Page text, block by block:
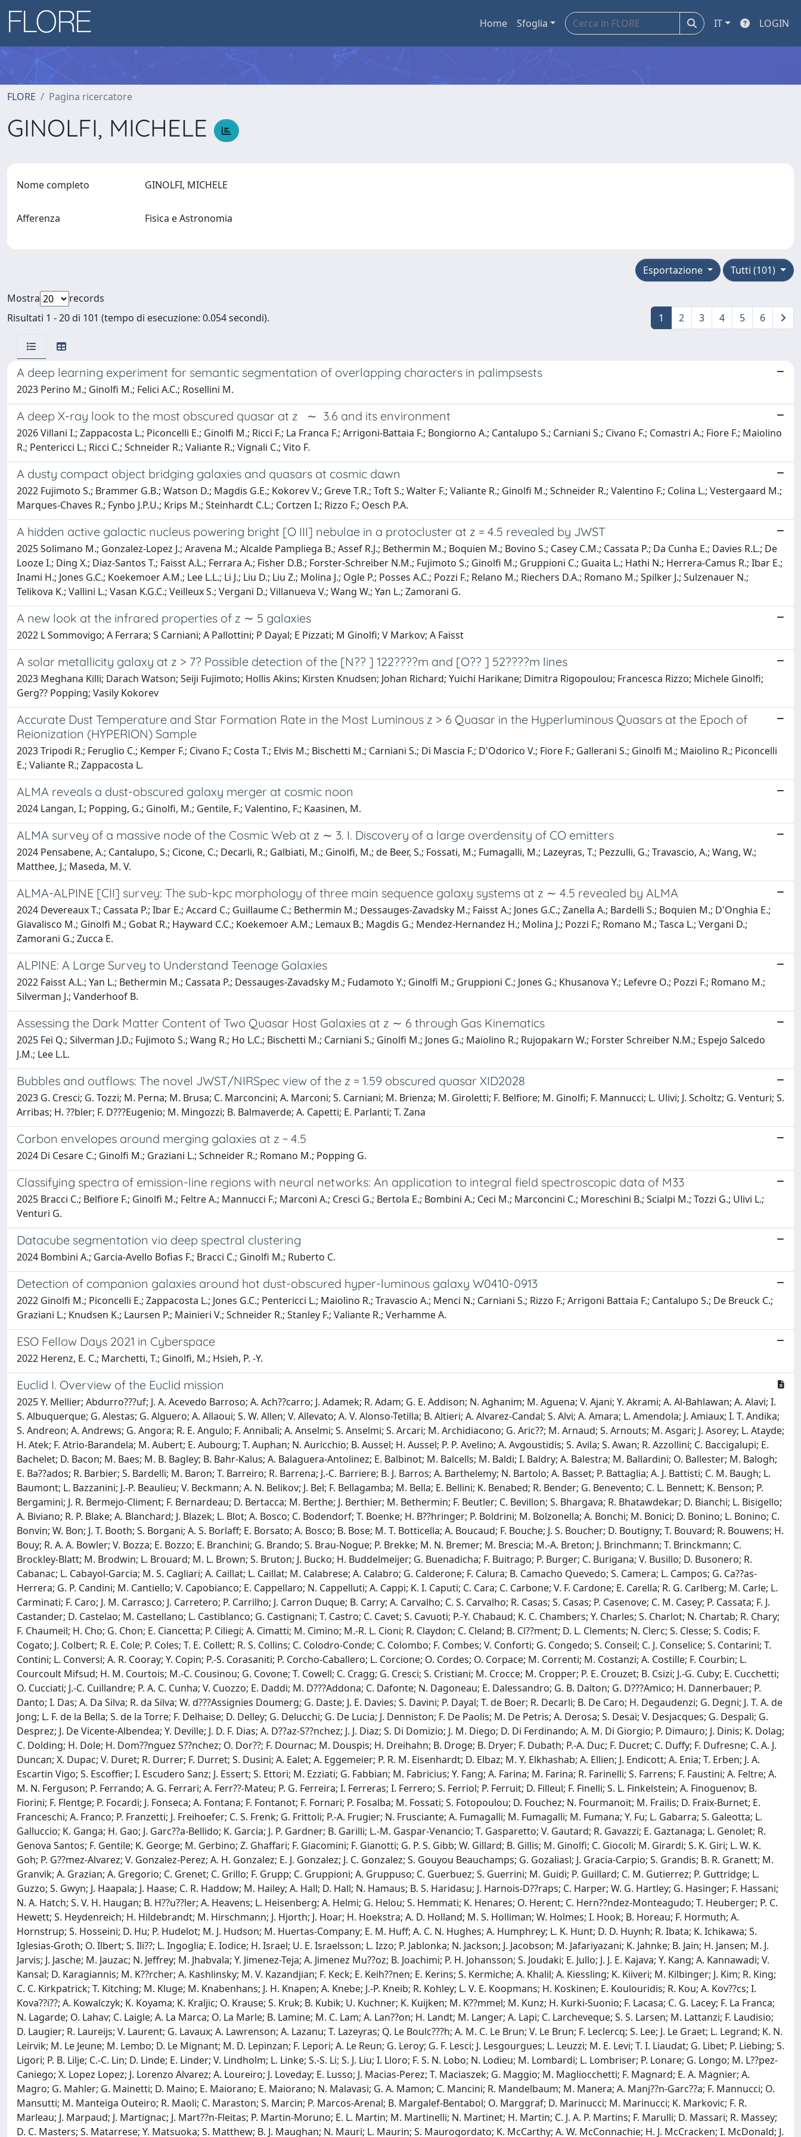
Home Sfoglia IT LOGIN
FLORE Pagina ricercatore
GINOLFI, MICHELE
Nome completo GINOLFI, MICHELE
Afferenza Fisica e Astronomia
Tutti (101)
Esportazione
Mostra
records
Risultati 1 - 20 di 101 (tempo di esecuzione: 0.054 secondi).
1 2 3 4 5 6
A deep learning experiment for semantic segmentation of overlapping characters in palimpsests
2023 Perino M.; Ginolfi M.; Felici A.C.; Rosellini M.
A deep X-ray look to the most obscured quasar at z ∼ 3.6 and its environment
2026 Villani I.; Zappacosta L.; Piconcelli E.; Ginolfi M.; Ricci F.; La Franca F.; Arrigoni-Battaia F.; Bongiorno A.; Cantalupo S.; Carniani S.; Civano F.; Comastri A.; Fiore F.; Maiolino
R.; Pentericci L.; Ricci C.; Schneider R.; Valiante R.; Vignali C.; Vito F.
A dusty compact object bridging galaxies and quasars at cosmic dawn
2022 Fujimoto S.; Brammer G.B.; Watson D.; Magdis G.E.; Kokorev V.; Greve T.R.; Toft S.; Walter F.; Valiante R.; Ginolfi M.; Schneider R.; Valentino F.; Colina L.; Vestergaard M.;
Marques-Chaves R.; Fynbo J.P.U.; Krips M.; Steinhardt C.L.; Cortzen I.; Rizzo F.; Oesch P.A.
A hidden active galactic nucleus powering bright [O III] nebulae in a protocluster at z = 4.5 revealed by JWST
2025 Solimano M.; Gonzalez-Lopez J.; Aravena M.; Alcalde Pampliega B.; Assef R.J.; Bethermin M.; Boquien M.; Bovino S.; Casey C.M.; Cassata P.; Da Cunha E.; Davies R.L.; De
Looze I.; Ding X.; Diaz-Santos T.; Faisst A.L.; Ferrara A.; Fisher D.B.; Forster-Schreiber N.M.; Fujimoto S.; Ginolfi M.; Gruppioni C.; Guaita L.; Hathi N.; Herrera-Camus R.; Ibar E.;
Inami H.; Jones G.C.; Koekemoer A.M.; Lee L.L.; Li J.; Liu D.; Liu Z.; Molina J.; Ogle P.; Posses A.C.; Pozzi F.; Relano M.; Riechers D.A.; Romano M.; Spilker J.; Sulzenauer N.;
Telikova K.; Vallini L.; Vasan K.G.C.; Veilleux S.; Vergani D.; Villanueva V.; Wang W.; Yan L.; Zamorani G.
A new look at the infrared properties of z ∼ 5 galaxies
2022 L Sommovigo; A Ferrara; S Carniani; A Pallottini; P Dayal; E Pizzati; M Ginolfi; V Markov; A Faisst
A solar metallicity galaxy at z > 7? Possible detection of the [N?? ] 122????m and [O?? ] 52????m lines
2023 Meghana Killi; Darach Watson; Seiji Fujimoto; Hollis Akins; Kirsten Knudsen; Johan Richard; Yuichi Harikane; Dimitra Rigopoulou; Francesca Rizzo; Michele Ginolfi;
Gerg?? Popping; Vasily Kokorev
Accurate Dust Temperature and Star Formation Rate in the Most Luminous z > 6 Quasar in the Hyperluminous Quasars at the Epoch of
Reionization (HYPERION) Sample
2023 Tripodi R.; Feruglio C.; Kemper F.; Civano F.; Costa T.; Elvis M.; Bischetti M.; Carniani S.; Di Mascia F.; D'Odorico V.; Fiore F.; Gallerani S.; Ginolfi M.; Maiolino R.; Piconcelli
E.; Valiante R.; Zappacosta L.
ALMA reveals a dust-obscured galaxy merger at cosmic noon
2024 Langan, I.; Popping, G.; Ginolfi, M.; Gentile, F.; Valentino, F.; Kaasinen, M.
ALMA survey of a massive node of the Cosmic Web at z ∼ 3. I. Discovery of a large overdensity of CO emitters
2024 Pensabene, A.; Cantalupo, S.; Cicone, C.; Decarli, R.; Galbiati, M.; Ginolfi, M.; de Beer, S.; Fossati, M.; Fumagalli, M.; Lazeyras, T.; Pezzulli, G.; Travascio, A.; Wang, W.;
Matthee, J.; Maseda, M. V.
ALMA-ALPINE [CII] survey: The sub-kpc morphology of three main sequence galaxy systems at z ∼ 4.5 revealed by ALMA
2024 Devereaux T.; Cassata P.; Ibar E.; Accard C.; Guillaume C.; Bethermin M.; Dessauges-Zavadsky M.; Faisst A.; Jones G.C.; Zanella A.; Bardelli S.; Boquien M.; D'Onghia E.;
Giavalisco M.; Ginolfi M.; Gobat R.; Hayward C.C.; Koekemoer A.M.; Lemaux B.; Magdis G.; Mendez-Hernandez H.; Molina J.; Pozzi F.; Romano M.; Tasca L.; Vergani D.;
Zamorani G.; Zucca E.
ALPINE: A Large Survey to Understand Teenage Galaxies
2022 Faisst A.L.; Yan L.; Bethermin M.; Cassata P.; Dessauges-Zavadsky M.; Fudamoto Y.; Ginolfi M.; Gruppioni C.; Jones G.; Khusanova Y.; Lefevre O.; Pozzi F.; Romano M.;
Silverman J.; Vanderhoof B.
Assessing the Dark Matter Content of Two Quasar Host Galaxies at z ∼ 6 through Gas Kinematics
2025 Fei Q.; Silverman J.D.; Fujimoto S.; Wang R.; Ho L.C.; Bischetti M.; Carniani S.; Ginolfi M.; Jones G.; Maiolino R.; Rujopakarn W.; Forster Schreiber N.M.; Espejo Salcedo
J.M.; Lee L.L.
Bubbles and outflows: The novel JWST/NIRSpec view of the z = 1.59 obscured quasar XID2028
2023 G. Cresci; G. Tozzi; M. Perna; M. Brusa; C. Marconcini; A. Marconi; S. Carniani; M. Brienza; M. Giroletti; F. Belfiore; M. Ginolfi; F. Mannucci; L. Ulivi; J. Scholtz; G. Venturi; S.
Arribas; H. ??bler; F. D???Eugenio; M. Mingozzi; B. Balmaverde; A. Capetti; E. Parlanti; T. Zana
Carbon envelopes around merging galaxies at z ~ 4.5
2024 Di Cesare C.; Ginolfi M.; Graziani L.; Schneider R.; Romano M.; Popping G.
Classifying spectra of emission-line regions with neural networks: An application to integral field spectroscopic data of M33
2025 Bracci C.; Belfiore F.; Ginolfi M.; Feltre A.; Mannucci F.; Marconi A.; Cresci G.; Bertola E.; Bombini A.; Ceci M.; Marconcini C.; Moreschini B.; Scialpi M.; Tozzi G.; Ulivi L.;
Venturi G.
Datacube segmentation via deep spectral clustering
2024 Bombini A.; Garcia-Avello Bofias F.; Bracci C.; Ginolfi M.; Ruberto C.
Detection of companion galaxies around hot dust-obscured hyper-luminous galaxy W0410-0913
2022 Ginolfi M.; Piconcelli E.; Zappacosta L.; Jones G.C.; Pentericci L.; Maiolino R.; Travascio A.; Menci N.; Carniani S.; Rizzo F.; Arrigoni Battaia F.; Cantalupo S.; De Breuck C.;
Graziani L.; Knudsen K.; Laursen P.; Mainieri V.; Schneider R.; Stanley F.; Valiante R.; Verhamme A.
ESO Fellow Days 2021 in Cyberspace
2022 Herenz, E. C.; Marchetti, T.; Ginolfi, M.; Hsieh, P. -Y.
Euclid I. Overview of the Euclid mission
2025 Y. Mellier; Abdurro???uf; J. A. Acevedo Barroso; A. Ach??carro; J. Adamek; R. Adam; G. E. Addison; N. Aghanim; M. Aguena; V. Ajani; Y. Akrami; A. Al-Bahlawan; A. Alavi; I. S. Albuquerque; G. Alestas; G. Alguero; A. Allaoui; S. W. Allen; V. Allevato; A. V. Alonso-Tetilla; B. Altieri; A. Alvarez-Candal; S. Alvi; A. Amara; L. Amendola; J. Amiaux; I. T. Andika; S. Andreon; A. Andrews; G. Angora; R. E. Angulo; F. Annibali; A. Anselmi; S. Anselmi; S. Arcari; M. Archidiacono; G. Aric??; M. Arnaud; S. Arnouts; M. Asgari; J. Asorey; L. Atayde; H. Atek; F. Atrio-Barandela; M. Aubert; E. Aubourg; T. Auphan; N. Auricchio; B. Aussel; H. Aussel; P. P. Avelino; A. Avgoustidis; S. Avila; S. Awan; R. Azzollini; C. Baccigalupi; E. Bachelet; D. Bacon; M. Baes; M. B. Bagley; B. Bahr-Kalus; A. Balaguera-Antolinez; E. Balbinot; M. Balcells; M. Baldi; I. Baldry; A. Balestra; M. Ballardini; O. Ballester; M. Balogh; E. Ba??ados; R. Barbier; S. Bardelli; M. Baron; T. Barreiro; R. Barrena; J.-C. Barriere; B. J. Barros; A. Barthelemy; N. Bartolo; A. Basset; P. Battaglia; A. J. Battisti; C. M. Baugh; L. Baumont; L. Bazzanini; J.-P. Beaulieu; V. Beckmann; A. N. Belikov; J. Bel; F. Bellagamba; M. Bella; E. Bellini; K. Benabed; R. Bender; G. Benevento; C. L. Bennett; K. Benson; P. Bergamini; J. R. Bermejo-Climent; F. Bernardeau; D. Bertacca; M. Berthe; J. Berthier; M. Bethermin; F. Beutler; C. Bevillon; S. Bhargava; R. Bhatawdekar; D. Bianchi; L. Bisigello; A. Biviano; R. P. Blake; A. Blanchard; J. Blazek; L. Blot; A. Bosco; C. Bodendorf; T. Boenke; H. B??hringer; P. Boldrini; M. Bolzonella; A. Bonchi; M. Bonici; D. Bonino; L. Bonino; C. Bonvin; W. Bon; J. T. Booth; S. Borgani; A. S. Borlaff; E. Borsato; A. Bosco; B. Bose; M. T. Botticella; A. Boucaud; F. Bouche; J. S. Boucher; D. Boutigny; T. Bouvard; R. Bouwens; H. Bouy; R. A. A. Bowler; V. Bozza; E. Bozzo; E. Branchini; G. Brando; S. Brau-Nogue; P. Brekke; M. N. Bremer; M. Brescia; M.-A. Breton; J. Brinchmann; T. Brinckmann; C. Brockley-Blatt; M. Brodwin; L. Brouard; M. L. Brown; S. Bruton; J. Bucko; H. Buddelmeijer; G. Buenadicha; F. Buitrago; P. Burger; C. Burigana; V. Busillo; D. Busonero; R. Cabanac; L. Cabayol-Garcia; M. S. Cagliari; A. Caillat; L. Caillat; M. Calabrese; A. Calabro; G. Calderone; F. Calura; B. Camacho Quevedo; S. Camera; L. Campos; G. Ca??as-Herrera; G. P. Candini; M. Cantiello; V. Capobianco; E. Cappellaro; N. Cappelluti; A. Cappi; K. I. Caputi; C. Cara; C. Carbone; V. F. Cardone; E. Carella; R. G. Carlberg; M. Carle; L. Carminati; F. Caro; J. M. Carrasco; J. Carretero; P. Carrilho; J. Carron Duque; B. Carry; A. Carvalho; C. S. Carvalho; R. Casas; S. Casas; P. Casenove; C. M. Casey; P. Cassata; F. J. Castander; D. Castelao; M. Castellano; L. Castiblanco; G. Castignani; T. Castro; C. Cavet; S. Cavuoti; P.-Y. Chabaud; K. C. Chambers; Y. Charles; S. Charlot; N. Chartab; R. Chary; F. Chaumeil; H. Cho; G. Chon; E. Ciancetta; P. Ciliegi; A. Cimatti; M. Cimino; M.-R. L. Cioni; R. Claydon; C. Cleland; B. Cl??ment; D. L. Clements; N. Clerc; S. Clesse; S. Codis; F. Cogato; J. Colbert; R. E. Cole; P. Coles; T. E. Collett; R. S. Collins; C. Colodro-Conde; C. Colombo; F. Combes; V. Conforti; G. Congedo; S. Conseil; C. J. Conselice; S. Contarini; T. Contini; L. Conversi; A. R. Cooray; Y. Copin; P.-S. Corasaniti; P. Corcho-Caballero; L. Corcione; O. Cordes; O. Corpace; M. Correnti; M. Costanzi; A. Costille; F. Courbin; L. Courcoult Mifsud; H. M. Courtois; M.-C. Cousinou; G. Covone; T. Cowell; C. Cragg; G. Cresci; S. Cristiani; M. Crocce; M. Cropper; P. E. Crouzet; B. Csizi; J.-G. Cuby; E. Cucchetti; O. Cucciati; J.-C. Cuillandre; P. A. C. Cunha; V. Cuozzo; E. Daddi; M. D???Addona; C. Dafonte; N. Dagoneau; E. Dalessandro; G. B. Dalton; G. D???Amico; H. Dannerbauer; P. Danto; I. Das; A. Da Silva; R. da Silva; W. d???Assignies Doumerg; G. Daste; J. E. Davies; S. Davini; P. Dayal; T. de Boer; R. Decarli; B. De Caro; H. Degaudenzi; G. Degni; J. T. A. de Jong; L. F. de la Bella; S. de la Torre; F. Delhaise; D. Delley; G. Delucchi; G. De Lucia; J. Denniston; F. De Paolis; M. De Petris; A. Derosa; S. Desai; V. Desjacques; G. Despali; G. Desprez; J. De Vicente-Albendea; Y. Deville; J. D. F. Dias; A. D??az-S??nchez; J. J. Diaz; S. Di Domizio; J. M. Diego; D. Di Ferdinando; A. M. Di Giorgio; P. Dimauro; J. Dinis; K. Dolag; C. Dolding; H. Dole; H. Dom??nguez S??nchez; O. Dor??; F. Dournac; M. Douspis; H. Dreihahn; B. Droge; B. Dryer; F. Dubath; P.-A. Duc; F. Ducret; C. Duffy; F. Dufresne; C. A. J. Duncan; X. Dupac; V. Duret; R. Durrer; F. Durret; S. Dusini; A. Ealet; A. Eggemeier; P. R. M. Eisenhardt; D. Elbaz; M. Y. Elkhashab; A. Ellien; J. Endicott; A. Enia; T. Erben; J. A. Escartin Vigo; S. Escoffier; I. Escudero Sanz; J. Essert; S. Ettori; M. Ezziati; G. Fabbian; M. Fabricius; Y. Fang; A. Farina; M. Farina; R. Farinelli; S. Farrens; F. Faustini; A. Feltre; A. M. N. Ferguson; P. Ferrando; A. G. Ferrari; A. Ferr??-Mateu; P. G. Ferreira; I. Ferreras; I. Ferrero; S. Ferriol; P. Ferruit; D. Filleul; F. Finelli; S. L. Finkelstein; A. Finoguenov; B. Fiorini; F. Flentge; P. Focardi; J. Fonseca; A. Fontana; F. Fontanot; F. Fornari; P. Fosalba; M. Fossati; S. Fotopoulou; D. Fouchez; N. Fourmanoit; M. Frailis; D. Fraix-Burnet; E. Franceschi; A. Franco; P. Franzetti; J. Freihoefer; C. S. Frenk; G. Frittoli; P.-A. Frugier; N. Frusciante; A. Fumagalli; M. Fumagalli; M. Fumana; Y. Fu; L. Gabarra; S. Galeotta; L. Galluccio; K. Ganga; H. Gao; J. Garc??a-Bellido; K. Garcia; J. P. Gardner; B. Garilli; L.-M. Gaspar-Venancio; T. Gasparetto; V. Gautard; R. Gavazzi; E. Gaztanaga; L. Genolet; R. Genova Santos; F. Gentile; K. George; M. Gerbino; Z. Ghaffari; F. Giacomini; F. Gianotti; G. P. S. Gibb; W. Gillard; B. Gillis; M. Ginolfi; C. Giocoli; M. Girardi; S. K. Giri; L. W. K. Goh; P. G??mez-Alvarez; V. Gonzalez-Perez; A. H. Gonzalez; E. J. Gonzalez; J. C. Gonzalez; S. Gouyou Beauchamps; G. Gozaliasl; J. Gracia-Carpio; S. Grandis; B. R. Granett; M. Granvik; A. Grazian; A. Gregorio; C. Grenet; C. Grillo; F. Grupp; C. Gruppioni; A. Gruppuso; C. Guerbuez; S. Guerrini; M. Guidi; P. Guillard; C. M. Gutierrez; P. Guttridge; L. Guzzo; S. Gwyn; J. Haapala; J. Haase; C. R. Haddow; M. Hailey; A. Hall; D. Hall; N. Hamaus; B. S. Haridasu; J. Harnois-D??raps; C. Harper; W. G. Hartley; G. Hasinger; F. Hassani; N. A. Hatch; S. V. H. Haugan; B. H??u??ler; A. Heavens; L. Heisenberg; A. Helmi; G. Helou; S. Hemmati; K. Henares; O. Herent; C. Hern??ndez-Monteagudo; T. Heuberger; P. C. Hewett; S. Heydenreich; H. Hildebrandt; M. Hirschmann; J. Hjorth; J. Hoar; H. Hoekstra; A. D. Holland; M. S. Holliman; W. Holmes; I. Hook; B. Horeau; F. Hormuth; A. Hornstrup; S. Hosseini; D. Hu; P. Hudelot; M. J. Hudson; M. Huertas-Company; E. M. Huff; A. C. N. Hughes; A. Humphrey; L. K. Hunt; D. D. Huynh; R. Ibata; K. Ichikawa; S. Iglesias-Groth; O. Ilbert; S. Ili??; L. Ingoglia; E. Iodice; H. Israel; U. E. Israelsson; L. Izzo; P. Jablonka; N. Jackson; J. Jacobson; M. Jafariyazani; K. Jahnke; B. Jain; H. Jansen; M. J. Jarvis; J. Jasche; M. Jauzac; N. Jeffrey; M. Jhabvala; Y. Jimenez-Teja; A. Jimenez Mu??oz; B. Joachimi; P. H. Johansson; S. Joudaki; E. Jullo; J. J. E. Kajava; Y. Kang; A. Kannawadi; V. Kansal; D. Karagiannis; M. K??rcher; A. Kashlinsky; M. V. Kazandjian; F. Keck; E. Keih??nen; E. Kerins; S. Kermiche; A. Khalil; A. Kiessling; K. Kiiveri; M. Kilbinger; J. Kim; R. King; C. C. Kirkpatrick; T. Kitching; M. Kluge; M. Knabenhans; J. H. Knapen; A. Knebe; J.-P. Kneib; R. Kohley; L. V. E. Koopmans; H. Koskinen; E. Koulouridis; R. Kou; A. Kov??cs; I. Kova??i??; A. Kowalczyk; K. Koyama; K. Kraljic; O. Krause; S. Kruk; B. Kubik; U. Kuchner; K. Kuijken; M. K??mmel; M. Kunz; H. Kurki-Suonio; F. Lacasa; C. G. Lacey; F. La Franca; N. Lagarde; O. Lahav; C. Laigle; A. La Marca; O. La Marle; B. Lamine; M. C. Lam; A. Lan??on; H. Landt; M. Langer; A. Lapi; C. Larcheveque; S. S. Larsen; M. Lattanzi; F. Laudisio; D. Laugier; R. Laureijs; V. Laurent; G. Lavaux; A. Lawrenson; A. Lazanu; T. Lazeyras; Q. Le Boulc???h; A. M. C. Le Brun; V. Le Brun; F. Leclercq; S. Lee; J. Le Graet; L. Legrand; K. N. Leirvik; M. Le Jeune; M. Lembo; D. Le Mignant; M. D. Lepinzan; F. Lepori; A. Le Reun; G. Leroy; G. F. Lesci; J. Lesgourgues; L. Leuzzi; M. E. Levi; T. I. Liaudat; G. Libet; P. Liebing; S. Ligori; P. B. Lilje; C.-C. Lin; D. Linde; E. Linder; V. Lindholm; L. Linke; S.-S. Li; S. J. Liu; I. Lloro; F. S. N. Lobo; N. Lodieu; M. Lombardi; L. Lombriser; P. Lonare; G. Longo; M. L??pez-Caniego; X. Lopez Lopez; J. Lorenzo Alvarez; A. Loureiro; J. Loveday; E. Lusso; J. Macias-Perez; T. Maciaszek; G. Maggio; M. Magliocchetti; F. Magnard; E. A. Magnier; A. Magro; G. Mahler; G. Mainetti; D. Maino; E. Maiorano; E. Maiorano; N. Malavasi; G. A. Mamon; C. Mancini; R. Mandelbaum; M. Manera; A. Manj??n-Garc??a; F. Mannucci; O. Mansutti; M. Manteiga Outeiro; R. Maoli; C. Maraston; S. Marcin; P. Marcos-Arenal; B. Margalef-Bentabol; O. Marggraf; D. Marinucci; M. Marinucci; K. Markovic; F. R. Marleau; J. Marpaud; J. Martignac; J. Mart??n-Fleitas; P. Martin-Moruno; E. L. Martin; M. Martinelli; N. Martinet; H. Martin; C. J. A. P. Martins; F. Marulli; D. Massari; R. Massey; D. C. Masters; S. Matarrese; Y. Matsuoka; S. Matthew; B. J. Maughan; N. Mauri; L. Maurin; S. Maurogordato; K. McCarthy; A. W. McConnachie; H. J. McCracken; I. McDonald; J. D. McEwen; C. J. R. McPartland; E. Medinaceli; V. Mehta; S. Mei; M. Melchior; J.-B. Melin; B. M??nard; J. Mendes; J. Mendez-Abreu; M. Meneghetti; A. Mercurio; E. Merlin; R. B. Metcalf; G. Meylan; M. Migliaccio; M. Mignoli; L. Miller; M. Miluzio; B. Milvang-Jensen; J. P. Mimoso; R. Miquel; H. Miyatake; B. Mobasher; J. J. Mohr; P. Monaco; M. Mongui??; A. Montoro; A. Mora; A. Moradinezhad Dizgah; M. Moresco; C. Moretti; G. Morgante; N. Morisset; T. J. Moriya; P. W. Morris; D. J. Mortlock; L. Moscardini; D. F. Mota; S. Mottet; L. A. Moustakas; T. Moutard; T. M??ller; E. Munari; G. Murphree; C. Murray; N. Murray; P. Musi; S. Nadathur; B. C. Nagam; T. Nagao